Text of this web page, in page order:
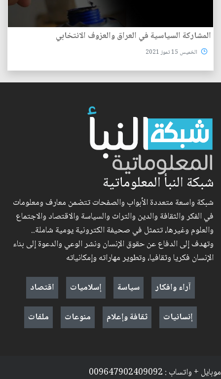
المشاركة السياسية في العراق والعزوف الانتخابي
الخميس 15 تموز 2021
شبكة النبأ المعلوماتية
شبكة واسعة متعددة الأبواب والصفحات تتضمن معارف ومعلومات
في الفكر والثقافة والدين والتراث والسياسة والاقتصاد والاجتماع
والعلوم وغيرها، تتمثل في صحيفة الكترونية يومية شاملة..
وتهدف إلى الدفاع عن حقوق الإنسان ونشر الوعي والدعوة إلى بناء
الإنسان فكريا وثقافيا، وتطوير مهاراته وإمكانياته
آراء وافكار
سياسة إسلاميات
اقتصاد
إنسانيات
ثقافة وإعلام منوعات ملفات
موبايل + واتساب : 009647902409092